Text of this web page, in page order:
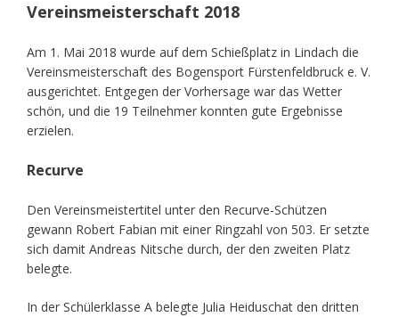
Vereinsmeisterschaft 2018
Am 1. Mai 2018 wurde auf dem Schießplatz in Lindach die
Vereinsmeisterschaft des Bogensport Fürstenfeldbruck e. V.
ausgerichtet. Entgegen der Vorhersage war das Wetter
schön, und die 19 Teilnehmer konnten gute Ergebnisse
erzielen.
Recurve
Den Vereinsmeistertitel unter den Recurve-Schützen
gewann Robert Fabian mit einer Ringzahl von 503. Er setzte
sich damit Andreas Nitsche durch, der den zweiten Platz
belegte.
In der Schülerklasse A belegte Julia Heiduschat den dritten